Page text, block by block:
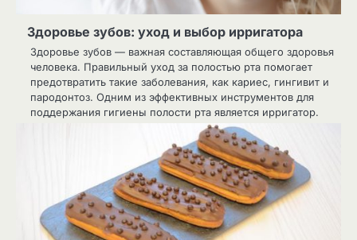
Здоровье зубов: уход и выбор ирригатора
Здоровье зубов — важная составляющая общего здоровья
человека. Правильный уход за полостью рта помогает
предотвратить такие заболевания, как кариес, гингивит и
пародонтоз. Одним из эффективных инструментов для
поддержания гигиены полости рта является ирригатор.